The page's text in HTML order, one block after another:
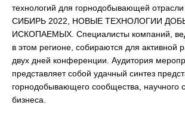
технологий для горнодобывающей
СИБИРЬ 2022, НОВЫЕ ТЕХНОЛОГИИ
ИСКОПАЕМЫХ. Специалисты компаний,
в этом регионе, собираются для активной
двух дней конференции. Аудитория
представляет собой удачный синтез
горнодобывающего сообщества, научного
бизнеса.